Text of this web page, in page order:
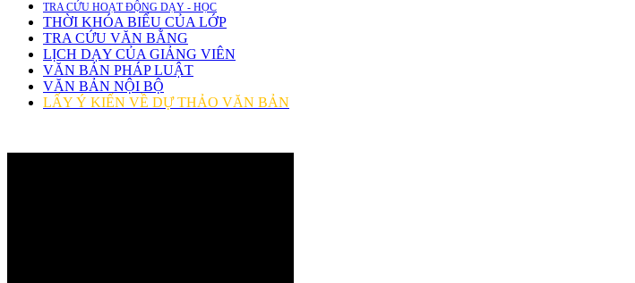
TRA CỨU HOẠT ĐỘNG DẠY - HỌC
THỜI KHÓA BIỂU CỦA LỚP
TRA CỨU VĂN BẰNG
LỊCH DẠY CỦA GIẢNG VIÊN
VĂN BẢN PHÁP LUẬT
VĂN BẢN NỘI BỘ
LẤY Ý KIẾN VỀ DỰ THẢO VĂN BẢN